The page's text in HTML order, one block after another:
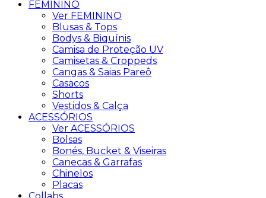
FEMININO
Ver FEMININO
Blusas & Tops
Bodys & Biquínis
Camisa de Proteção UV
Camisetas & Croppeds
Cangas & Saias Pareô
Casacos
Shorts
Vestidos & Calça
ACESSÓRIOS
Ver ACESSÓRIOS
Bolsas
Bonés, Bucket & Viseiras
Canecas & Garrafas
Chinelos
Placas